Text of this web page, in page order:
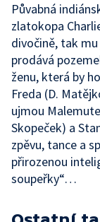
Půvabná
zlatokopa
divočině, tak
prodává
ženu, která by
Freda (D.
ujmou
Skopeček) a
zpěvu, tance a
přirozenou
soupeřky“…